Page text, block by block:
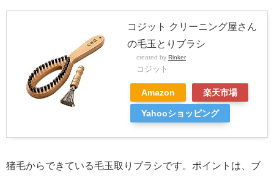
コジット クリーニング屋さん
の毛玉とりブラシ
created by Rinker
コジット
Amazon 楽天市場
Yahooショッピング
猪毛からできている毛玉取りブラシです。ポイントは、ブ